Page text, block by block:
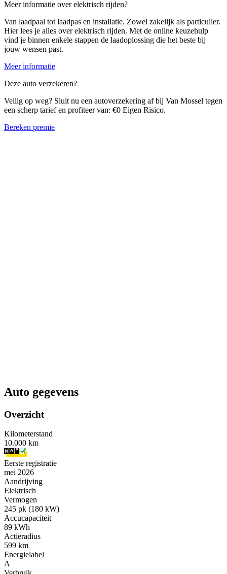
Meer informatie over elektrisch rijden?
Van laadpaal tot laadpas en installatie. Zowel zakelijk als particulier.
Hier lees je alles over elektrisch rijden. Met de online keuzehulp
vind je binnen enkele stappen de laadoplossing die het beste bij
jouw wensen past.
Meer informatie
Deze auto verzekeren?
Veilig op weg? Sluit nu een autoverzekering af bij Van Mossel tegen
een scherp tarief en profiteer van: €0 Eigen Risico.
Bereken premie
Auto gegevens
Overzicht
Kilometerstand
10.000 km
Eerste registratie
mei 2026
Aandrijving
Elektrisch
Vermogen
245 pk (180 kW)
Accucapaciteit
89 kWh
Actieradius
599 km
Energielabel
A